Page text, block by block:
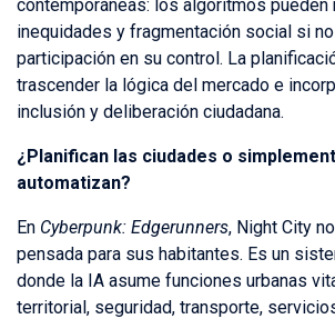
contemporáneas: los algoritmos pueden
inequidades y fragmentación social si
participación en su control. La
trascender la lógica del mercado e
inclusión y deliberación ciudadana.
¿Planifican las ciudades o
automatizan?
En Cyberpunk: Edgerunners, Night City
pensada para sus habitantes. Es un
donde la IA asume funciones urbanas
territorial, seguridad, transporte,